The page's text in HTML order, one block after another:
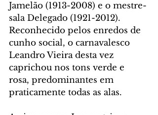
Jamelão (1913-2008) e o mestre-
sala Delegado (1921-2012).
Reconhecido pelos enredos de
cunho social, o carnavalesco
Leandro Vieira desta vez
caprichou nos tons verde e
rosa, predominantes em
praticamente todas as alas.